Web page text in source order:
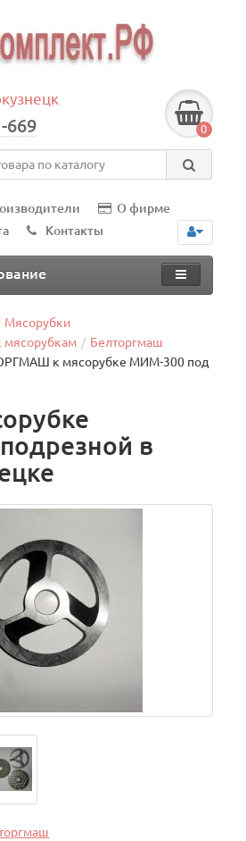
669 0
О фирме
Контакты
Мясорубки
Белторгмаш
к мясорубке МИМ-300 под
в